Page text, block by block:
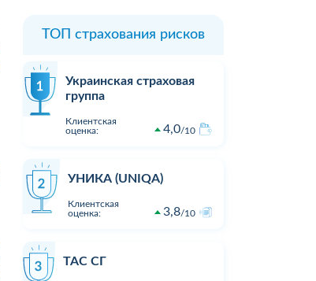
ТОП страхования рисков
Украинская страховая
группа
Клиентская
оценка:
4,0 10
УНИКА (UNIQA)
Клиентская
оценка:
3,8 10
ТАС СГ